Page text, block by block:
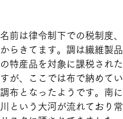
前は律令制下での税制度、
らきてます。調は繊維製品
特産品を対象に課税された
が、ここでは布で納めてい
布となったようです。南に
という大河が流れており常